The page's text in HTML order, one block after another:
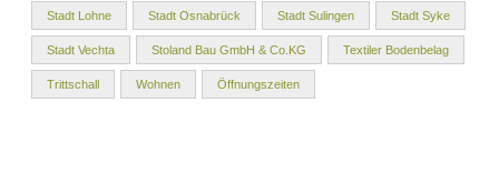
Stadt Lohne Stadt Osnabrück Stadt Sulingen Stadt Syke
Stadt Vechta Stoland Bau GmbH & Co.KG Textiler Bodenbelag
Trittschall Wohnen Öffnungszeiten